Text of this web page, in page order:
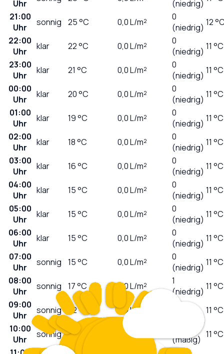
Uhr
(niedrig)
21:00
Uhr
sonnig 25°C 0,0L/m²
0
(niedrig) 12
22:00
Uhr
klar 22°C 0,0L/m²
0
(niedrig) 11 °C
23:00
Uhr
klar 21 °C 0,0L/m²
0
(niedrig) 11 °C
00:00
Uhr
klar 20°C 0,0L/m²
0
(niedrig) 11 °C
01:00
Uhr
klar 19°C 0,0L/m²
0
(niedrig) 11 °C
02:00
Uhr
klar 18°C 0,0L/m²
0
(niedrig) 11 °C
03:00
Uhr
klar 16°C 0,0L/m²
0
(niedrig) 11 °C
04:00
Uhr
klar 15°C 0,0L/m²
0
(niedrig) 11 °C
05:00
Uhr
klar 15°C 0,0L/m²
0
(niedrig) 11 °C
06:00
Uhr
klar 15°C 0,0L/m²
0
(niedrig) 11 °C
07:00
Uhr
sonnig 15°C 0,0L/m²
0
(niedrig) 11 °C
08:00
Uhr
sonnig 17°C 0,0L/m²
1
(niedrig) 11 °C
09:00
Uhr
sonnig 22°C 0,0L/m²
(niedrig)11 °C
10:00
Uhr
sonnig 24°C 0,0L/m²
(mäßig) 11 °C